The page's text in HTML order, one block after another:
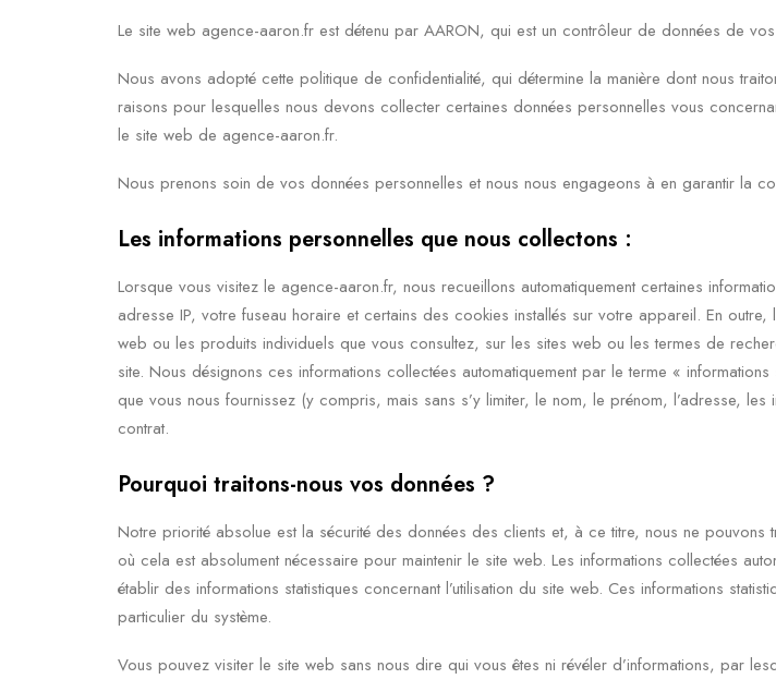
Le site web agence-aaron.fr est détenu par AARON, qui est un contrôleur de données de
Nous avons adopté cette politique de confidentialité, qui détermine la manière dont nous
raisons pour lesquelles nous devons collecter certaines données personnelles vous
le site web de agence-aaron.fr.
Nous prenons soin de vos données personnelles et nous nous engageons à en garantir la
Les informations personnelles que nous collectons :
Lorsque vous visitez le agence-aaron.fr, nous recueillons automatiquement certaines
adresse IP, votre fuseau horaire et certains des cookies installés sur votre appareil. En
web ou les produits individuels que vous consultez, sur les sites web ou les termes de
site. Nous désignons ces informations collectées automatiquement par le terme «
que vous nous fournissez (y compris, mais sans s’y limiter, le nom, le prénom, l’adresse,
contrat.
Pourquoi traitons-nous vos données ?
Notre priorité absolue est la sécurité des données des clients et, à ce titre, nous ne pouvons
où cela est absolument nécessaire pour maintenir le site web. Les informations collectées
établir des informations statistiques concernant l’utilisation du site web. Ces informations
particulier du système.
Vous pouvez visiter le site web sans nous dire qui vous êtes ni révéler d’informations, par